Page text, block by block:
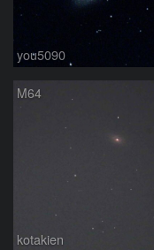
you5090
M64
kotakien